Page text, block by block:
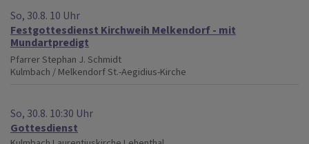
So, 30.8. 10 Uhr
Festgottesdienst Kirchweih Melkendorf - mit
Mundartpredigt
Pfarrer Stephan J. Schmidt
Kulmbach / MelkendorfSt.-Aegidius-Kirche
So, 30.8. 10:30 Uhr
Gottesdienst